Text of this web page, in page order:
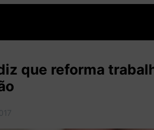
que reforma